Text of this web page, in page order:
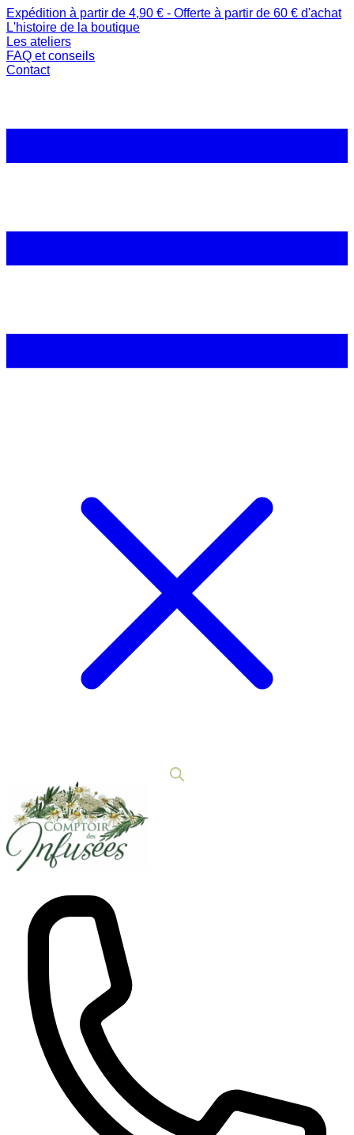
Expédition à partir de 4,90 € - Offerte à partir de 60 € d'achat
L'histoire de la boutique
Les ateliers
FAQ et conseils
Contact